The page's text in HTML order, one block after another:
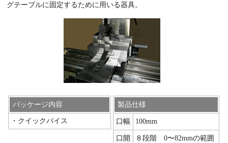
グテーブルに固定するために用いる器具。
パッケージ内容
・クイックバイス
製品仕様
口幅 100mm
口開 ８段階 0〜82mmの範囲